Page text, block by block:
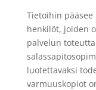
Tietoihin
henkilöt, joiden
palvelun
luotettavaksi
varmuuskopiot